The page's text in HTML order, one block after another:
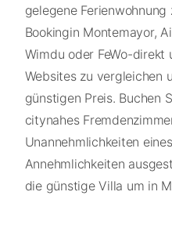
gelegene
Bookingin Montemayor,
Wimdu oder FeWo-direkt
Websites zu vergleichen
günstigen Preis. Buchen
citynahes
Unannehmlichkeiten
Annehmlichkeiten
die günstige Villa um in